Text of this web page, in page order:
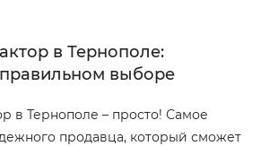
в Тернополе:
выборе
в Тернополе – просто! Самое
продавца, который сможет